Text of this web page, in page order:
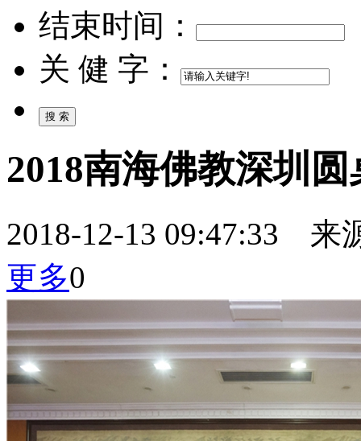
结束时间：
关 健 字：
2018南海佛教深圳
2018-12-13 09:47:33
更多0